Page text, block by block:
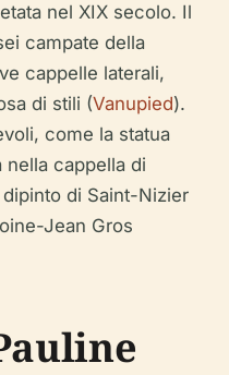
nel XIX secolo. Il
campate della
cappelle laterali,
di stili (Vanupied).
come la statua
nella cappella di
di Saint-Nizier
Jean Gros